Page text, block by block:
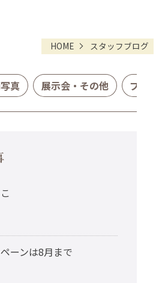
HOME スタッフブログ
真 展示会・その他 プロ
ーンは8月まで